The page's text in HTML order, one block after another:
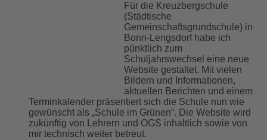
Für die Kreuzbergschule
(Städtische
Gemeinschaftsgrundschule) in
Bonn-Lengsdorf habe ich
pünktlich zum
Schuljahrswechsel eine neue
Website gestaltet. Mit vielen
Bildern und Informationen,
aktuellen Berichten und einem
Terminkalender präsentiert sich die Schule nun wie
gewünscht als „Schule im Grünen“. Die Website wird
zukünftig von Lehrern und OGS inhaltlich sowie von
mir technisch weiter betreut.